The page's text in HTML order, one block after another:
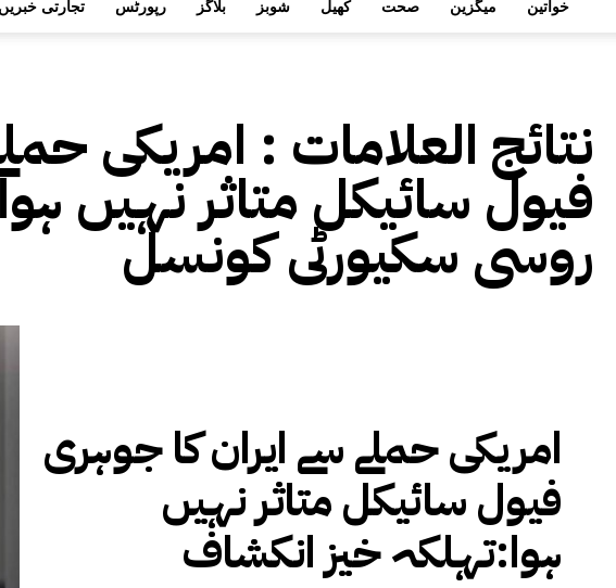
تجارتی خبریں رپورٹس بلاگز شوبز کھیل صحت میگزین خواتین
نتائج العلامات : امریکی
فیول سائیکل متاثر نہیں
روسی سکیورٹی کونسل
امریکی حملے سے ایران کا جوہری
فیول سائیکل متاثر نہیں
ہوا:تہلکہ خیز انکشاف